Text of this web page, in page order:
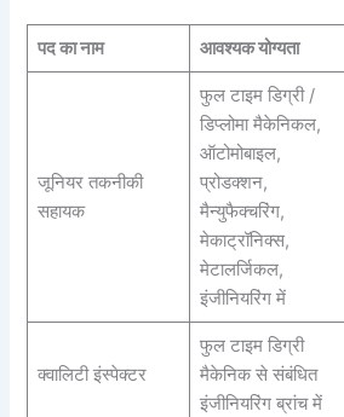
पद का नाम आवश्यक योग्यता
जूनियर तकनीकी
सहायक
फुल टाइम डिग्री /
डिप्लोमा मैकेनिकल,
ऑटोमोबाइल,
प्रोडक्शन,
मैन्युफैक्चरिंग,
मेकाट्रॉनिक्स,
मेटालर्जिकल,
इंजीनियरिंग में
क्वालिटी इंस्पेक्टर
फुल टाइम डिग्री
मैकेनिक से संबंधित
इंजीनियरिंग ब्रांच में